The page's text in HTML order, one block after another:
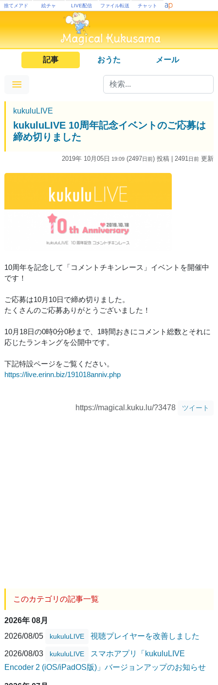
捨てメアド 絵チャ LIVE配信 ファイル転送 チャット
記事 おうた メール
kukuluLIVE
kukuluLIVE 10周年記念イベントのご応募は
締め切りました
2019年 10月05日 19:09 (2497日前) 投稿 | 2491 日前 更新
10周年を記念して「コメントチキンレース」イベントを開催中
です！
ご応募は10月10日で締め切りました。
たくさんのご応募ありがとうございました！
10月18日の0時0分0秒まで、1時間おきにコメント総数とそれに
応じたランキングを公開中です。
下記特設ページをご覧ください。
https://live.erinn.biz/191018anniv.php
https://magical.kuku.lu/?3478 ツイート
このカテゴリの記事一覧
2026年 08月
2026/08/05
kukuluLIVE 視聴プレイヤーを改善しました
2026/08/03 kukuluLIVE
スマホアプリ「kukuluLIVE
Encoder 2 (iOS/iPadOS版)」バージョンアップのお知らせ